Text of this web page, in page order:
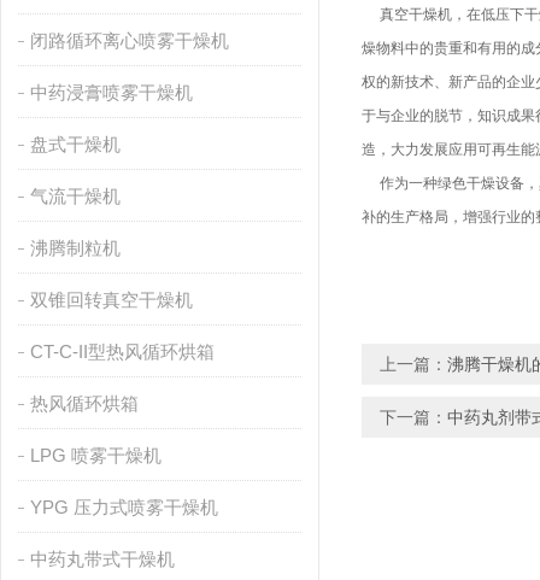
闭路循环离心喷雾干燥机
中药浸膏喷雾干燥机
盘式干燥机
气流干燥机
沸腾制粒机
双锥回转真空干燥机
CT-C-II型热风循环烘箱
热风循环烘箱
LPG 喷雾干燥机
YPG 压力式喷雾干燥机
中药丸带式干燥机
真空干燥机，在低压下干
燥物料中的贵重和有用的
权的新技术、新产品的企
于与企业的脱节，知识成
造，大力发展应用可再生
作为一种绿色干燥设备，
补的生产格局，增强行业的
上一篇： 沸腾干燥机
下一篇： 中药丸剂带